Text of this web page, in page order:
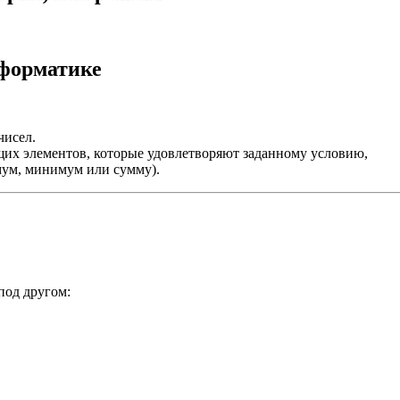
элементов, которые удовлетворяют заданному условию,
минимум или сумму).
другом: